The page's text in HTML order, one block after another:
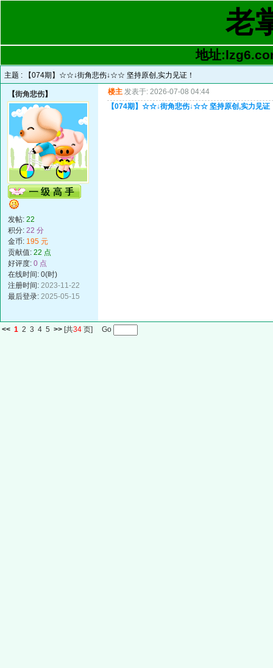
老
地址
主题 : 【074期】☆☆↓街角悲伤↓☆☆ 坚持原创,实力见证！
【街角悲伤】
发帖: 22
积分: 22 分
金币: 195 元
贡献值: 22 点
好评度: 0 点
在线时间: 0(时)
注册时间: 2023-11-22
最后登录: 2025-05-15
楼主 发表于: 2026-07-08 04:44
【074期】☆☆↓街角悲伤↓☆☆ 坚持原创,实力见证
<< 1 2 3 4 5 >> [共34 页] Go